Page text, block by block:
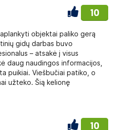
10
objektai paliko gerą
gidų darbas buvo
– atsakė į visus
daug naudingos informacijos,
puikiai. Viešbučiai patiko, o
užteko. Šią kelionę
10